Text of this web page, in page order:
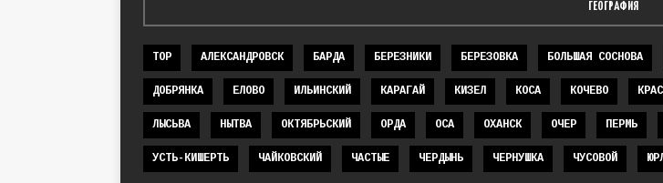
ГЕОГРАФИЯ
TOP АЛЕКСАНДРОВСК БАРДА БЕРЕЗНИКИ БЕРЕЗОВКА БОЛЬШАЯ СОСНОВА
ДОБРЯНКА ЕЛОВО ИЛЬИНСКИЙ КАРАГАЙ КИЗЕЛ КОСА КОЧЕВО
ЛЫСЬВА НЫТВА ОКТЯБРЬСКИЙ ОРДА ОСА ОХАНСК ОЧЕР ПЕРМЬ
УСТЬ-КИШЕРТЬ ЧАЙКОВСКИЙ ЧАСТЫЕ ЧЕРДЫНЬ ЧЕРНУШКА ЧУСОВОЙ